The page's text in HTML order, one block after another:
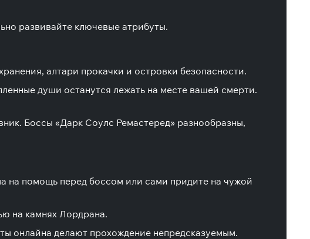
развивайте ключевые атрибуты.
алтари прокачки и островки безопасности.
души останутся лежать на месте вашей смерти.
Боссы «Дарк Соулс Ремастеред» разнообразны,
на помощь перед боссом или сами придите на чужой
на камнях Лордрана.
онлайна делают прохождение непредсказуемым.